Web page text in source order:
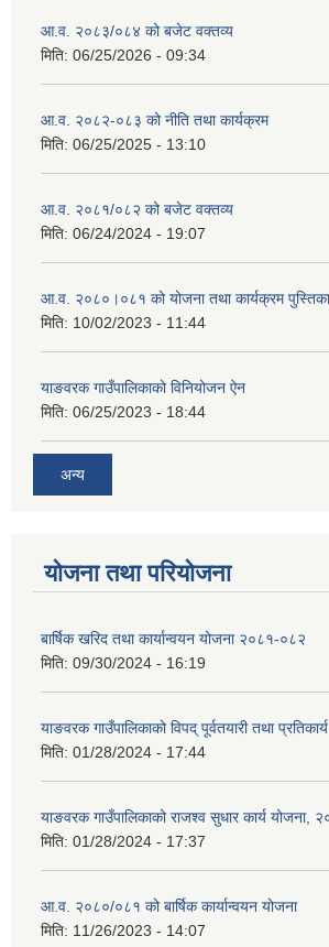
आ.व. २०८३/०८४ को बजेट वक्तव्य
मिति: 06/25/2026 - 09:34
आ.व. २०८२-०८३ को नीति तथा कार्यक्रम
मिति: 06/25/2025 - 13:10
आ.व. २०८१/०८२ को बजेट वक्तव्य
मिति: 06/24/2024 - 19:07
आ.व. २०८०।०८१ को योजना तथा कार्यक्रम पुस्तिका
मिति: 10/02/2023 - 11:44
याङवरक गाउँपालिकाको विनियोजन ऐन
मिति: 06/25/2023 - 18:44
अन्य
योजना तथा परियोजना
बार्षिक खरिद तथा कार्यान्वयन योजना २०८१-०८२
मिति: 09/30/2024 - 16:19
याङवरक गाउँपालिकाको विपद् पूर्वतयारी तथा
मिति: 01/28/2024 - 17:44
याङवरक गाउँपालिकाको राजश्व सुधार कार्य योजना,
मिति: 01/28/2024 - 17:37
आ.व. २०८०/०८१ को बार्षिक कार्यान्वयन योजना
मिति: 11/26/2023 - 14:07